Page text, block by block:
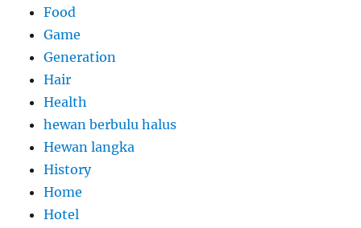
Food
Game
Generation
Hair
Health
hewan berbulu halus
Hewan langka
History
Home
Hotel